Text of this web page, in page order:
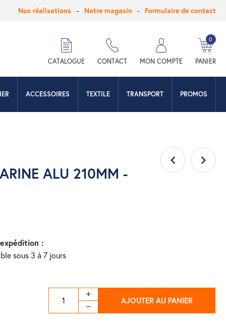
Nos réalisations Notre magasin Formulaire de contact
CATALOGUE CONTACT MON COMPTE PANIER
0
ACCESSOIRES TEXTILE TRANSPORT PROMOS
ALU 210MM -
:
sous 3 à 7 jours
AJOUTER AU PANIER